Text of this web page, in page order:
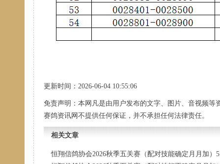
更新时间：2026-06-04 10:55:06
免责声明：本网凡是由用户发布的文字、图片、音视频
赛鸽资讯网不提供任何保证，并不承担任何法律责任。
相关文章
恒翔信鸽协会2026秋季五关赛（配对技能确定月月加）